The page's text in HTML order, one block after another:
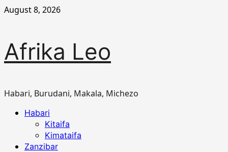
Skip
August 8, 2026
Afrika Leo
Habari, Burudani, Makala, Michezo
PrimaryHabari
Kitaifa
Kimataifa
Zanzibar